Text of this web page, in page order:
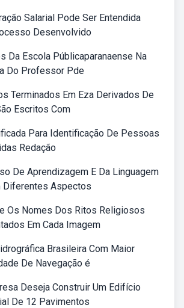
Salarial Pode Ser Entendida
Desenvolvido
Da Escola Públicaparanaense Na
Do Professor Pde
Terminados Em Eza Derivados De
Escritos Com
Para Identificação De Pessoas
Redação
De Aprendizagem E Da Linguagem
Diferentes Aspectos
Os Nomes Dos Ritos Religiosos
Em Cada Imagem
Brasileira Com Maior
De Navegação é
Deseja Construir Um Edifício
De 12 Pavimentos